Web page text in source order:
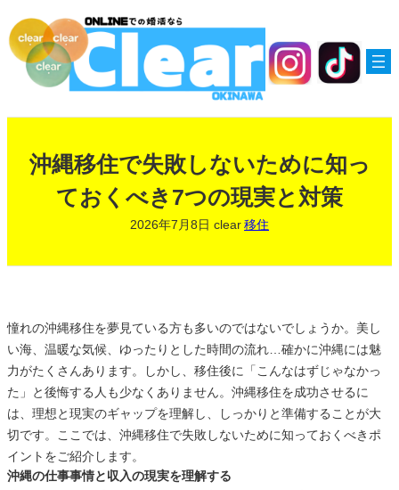
容
を
沖縄移住で失敗しないために知っ
ておくべき7つの現実と対策
2026年7月8日 clear 移住
憧れの沖縄移住を夢見ている方も多いのではないでしょうか。美し
い海、温暖な気候、ゆったりとした時間の流れ…確かに沖縄には魅
力がたくさんあります。しかし、移住後に「こんなはずじゃなかっ
た」と後悔する人も少なくありません。沖縄移住を成功させるに
は、理想と現実のギャップを理解し、しっかりと準備することが大
切です。ここでは、沖縄移住で失敗しないために知っておくべきポ
イントをご紹介します。
沖縄の仕事事情と収入の現実を理解する